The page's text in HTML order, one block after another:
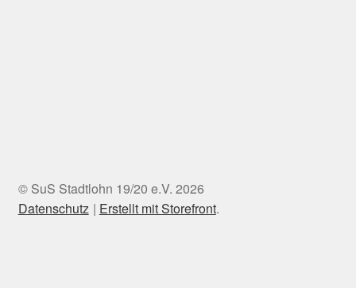
© SuS Stadtlohn 19/20 e.V. 2026
Datenschutz
Erstellt mit Storefront.